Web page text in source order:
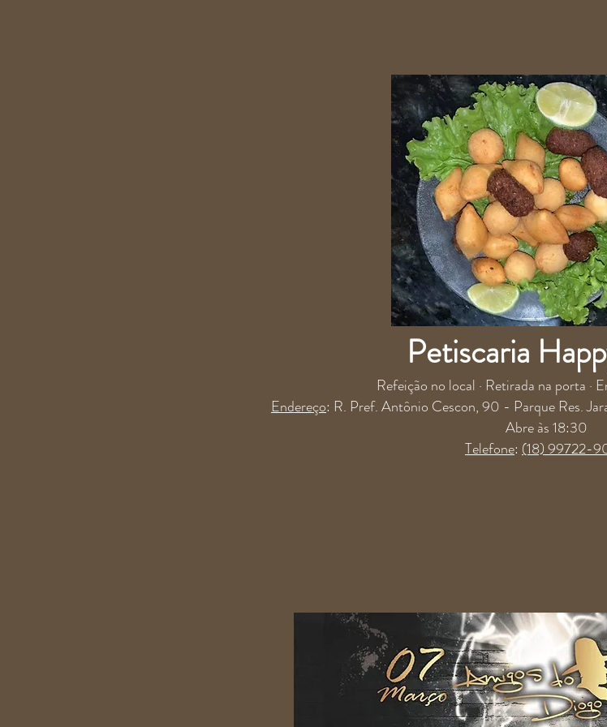
Petiscaria
Refeição no local · Retirada na porta ·
Endereço: R. Pref. Antônio Cescon, 90 - Parque Res.
Abre às 18:30
Telefone: (18) 99722-